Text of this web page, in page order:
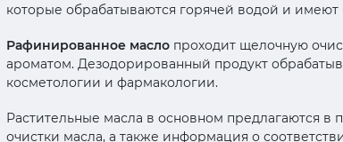
которые обрабатываются горячей водой и
Рафинированное масло проходит щелочную
ароматом. Дезодорированный продукт
косметологии и фармакологии.
Растительные масла в основном предлагаются в
очистки масла, а также информация о